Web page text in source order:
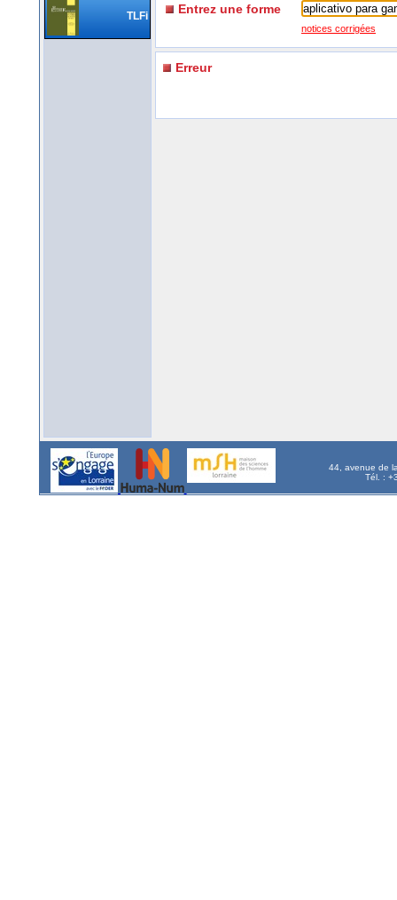
TLFi Entrez une forme
notices corrigées
Erreur
44, avenue de
Tél. :